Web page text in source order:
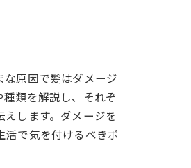
原因で髪はダメージ
類を解説し、それぞ
します。ダメージを
活で気を付けるべきポ